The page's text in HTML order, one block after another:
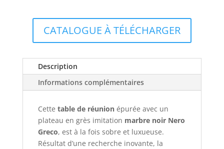
CATALOGUE À TÉLÉCHARGER
Description
Informations complémentaires
Cette table de réunionépurée avec un
plateau en grès imitation marbre noir Nero
Greco, est à la fois sobre et luxueuse.
Résultat d’une recherche inovante, la